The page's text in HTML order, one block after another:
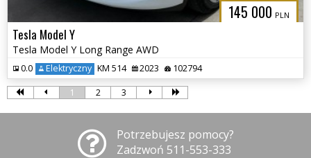
145 000 PLN
Tesla Model Y
Tesla Model Y Long Range AWD
0.0 Elektryczny KM 514 2023 102794
1 2 3
Potrzebujesz pomocy?
Zadzwoń 511-553-333